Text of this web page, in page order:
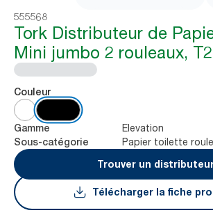
555568
Tork Distributeur de
Mini jumbo 2 rouleaux,
Couleur
Gamme Elevation
Sous-catégorie
Papier toilette
Trouver un
Télécharger la fiche